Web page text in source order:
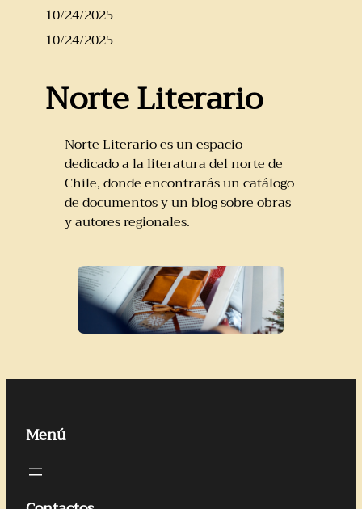
10/24/2025
10/24/2025
Norte Literario
Norte Literario es un espacio
dedicado a la literatura del norte de
Chile, donde encontrarás un catálogo
de documentos y un blog sobre obras
y autores regionales.
Menú